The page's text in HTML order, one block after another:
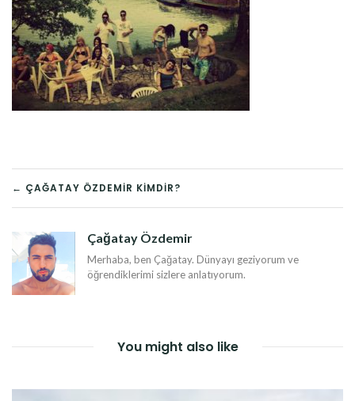
YAZI
DOLAŞIMI
← ÇAĞATAY ÖZDEMIR KIMDIR?
Çağatay Özdemir
Merhaba, ben Çağatay. Dünyayı geziyorum ve
öğrendiklerimi sizlere anlatıyorum.
You might also like